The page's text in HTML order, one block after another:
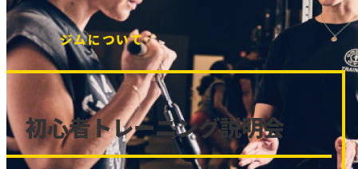
ジムについて
初心者トレーニング説明会